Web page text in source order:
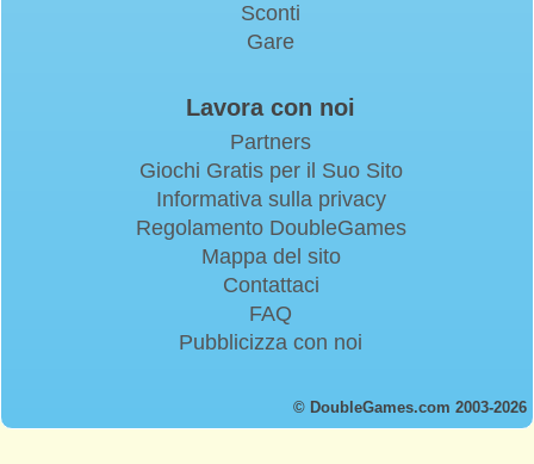
Sconti
Gare
Lavora con noi
Partners
Giochi Gratis per il Suo Sito
Informativa sulla privacy
Regolamento DoubleGames
Mappa del sito
Contattaci
FAQ
Pubblicizza con noi
© DoubleGames.com 2003-2026